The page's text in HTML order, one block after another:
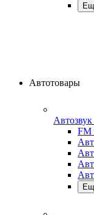
Автотовары
Автозвук
FM